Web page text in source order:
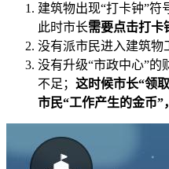
建筑物出现“打卡钟”符
此时市长需要点击打卡
没有派市民进入建筑物
没有升级“市政中心”的
不足； 这时候市长“领
市民“工作产生的金币”